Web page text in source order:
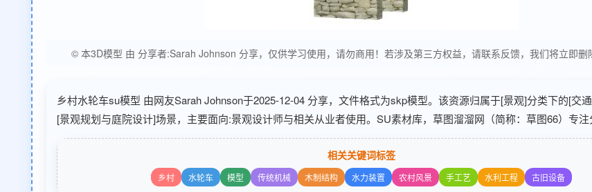
© 本3D模型 由 分享者:Sarah Johnson 分享，仅供学习使用，请勿商用！若涉及第三方权益，请联系反馈，我们将立即删
乡村水轮车su模型 由网友Sarah Johnson于2025-12-04 分享，文件格式为skp模型。该资源归属于[景观]分类下的[交
[景观规划与庭院设计]场景，主要面向:景观设计师与相关从业者使用。SU素材库，草图溜溜网（简称：草图66）专
相关关键词标签
乡村 水轮车 模型 传统机械 木制结构 水力装置 农村风景 手工艺 水利工程 古旧设备